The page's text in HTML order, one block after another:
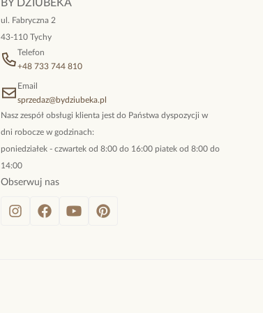
BY DZIUBEKA
ul. Fabryczna 2
43-110 Tychy
Telefon
+48 733 744 810
Email
sprzedaz@bydziubeka.pl
Nasz zespół obsługi klienta jest do Państwa dyspozycji w
dni robocze w godzinach:
poniedziałek - czwartek od 8:00 do 16:00 piatek od 8:00 do
14:00
Obserwuj nas